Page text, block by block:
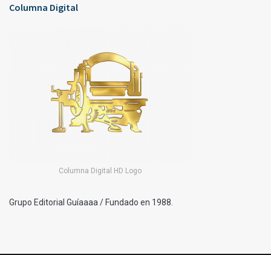
Columna Digital
Columna Digital HD Logo
Grupo Editorial Guíaaaa / Fundado en 1988.